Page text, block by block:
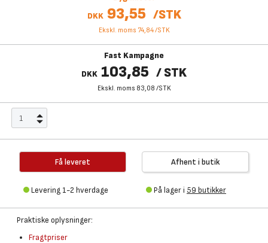
DKK 93,55 /STK
Ekskl. moms 74,84/STK
Fast Kampagne
DKK 103,85 /STK
Ekskl. moms 83,08 /STK
Få leveret
Levering 1-2 hverdage
Afhent i butik
På lager i 59 butikker
Praktiske oplysninger:
Fragtpriser